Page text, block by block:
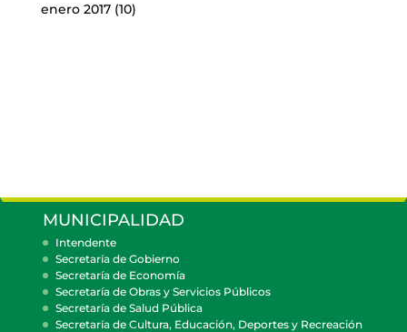
enero 2017(10)
MUNICIPALIDAD
Intendente
Secretaría de Gobierno
Secretaría de Economía
Secretaría de Obras y Servicios Públicos
Secretaría de Salud Pública
Secretaría de Cultura, Educación, Deportes y Recreación